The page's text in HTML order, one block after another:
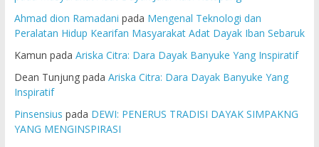
Ahmad dion Ramadani pada Mengenal Teknologi dan
Peralatan Hidup Kearifan Masyarakat Adat Dayak Iban Sebaruk
Kamun pada Ariska Citra: Dara Dayak Banyuke Yang Inspiratif
Dean Tunjungpada Ariska Citra: Dara Dayak Banyuke Yang
Inspiratif
Pinsensius pada DEWI: PENERUS TRADISI DAYAK SIMPAKNG
YANG MENGINSPIRASI